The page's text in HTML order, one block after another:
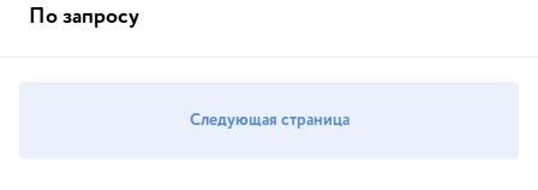
По запросу
Следующая страница